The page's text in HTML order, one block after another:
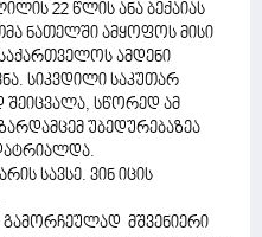
22 წლის ანა ბექაიას
ნათელში ამყოფოს მისი
ამდენი
სიკვდილი საკუთარ
შეიცვალა, სწორედ ამ
უბედურებაზეა
სავსე. ვინ იცის
გამორჩეულად მშვენიერი